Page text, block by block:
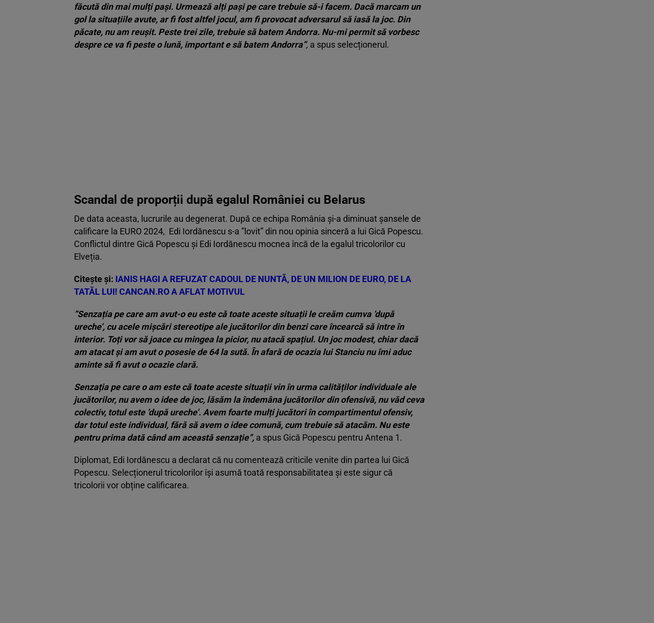
făcută din mai mulți pași. Urmează alți pași pe care trebuie să-i facem. Dacă marcam un
gol la situațiile avute, ar fi fost altfel jocul, am fi provocat adversarul să iasă la joc. Din
păcate, nu am reușit. Peste trei zile, trebuie să batem Andorra. Nu-mi permit să vorbesc
despre ce va fi peste o lună, important e să batem Andorra”, a spus selecționerul.
Scandal de proporții după egalul României cu Belarus
De data aceasta, lucrurile au degenerat. După ce echipa România și-a diminuat șansele de
calificare la EURO 2024, Edi Iordănescu s-a ”lovit” din nou opinia sinceră a lui Gică Popescu.
Conflictul dintre Gică Popescu și Edi Iordănescu mocnea încă de la egalul tricolorilor cu
Elveția.
Citește și: IANIS HAGI A REFUZAT CADOUL DE NUNTĂ, DE UN MILION DE EURO, DE LA
TATĂL LUI! CANCAN.RO A AFLAT MOTIVUL
”Senzația pe care am avut-o eu este că toate aceste situații le creăm cumva ’după
ureche’, cu acele mișcări stereotipe ale jucătorilor din benzi care încearcă să intre în
interior. Toți vor să joace cu mingea la picior, nu atacă spațiul. Un joc modest, chiar dacă
am atacat și am avut o posesie de 64 la sută. În afară de ocazia lui Stanciu nu îmi aduc
aminte să fi avut o ocazie clară.
Senzația pe care o am este că toate aceste situații vin în urma calităților individuale ale
jucătorilor, nu avem o idee de joc, lăsăm la îndemâna jucătorilor din ofensivă, nu văd ceva
colectiv, totul este ’după ureche’. Avem foarte mulți jucători în compartimentul ofensiv,
dar totul este individual, fără să avem o idee comună, cum trebuie să atacăm. Nu este
pentru prima dată când am această senzație”, a spus Gică Popescu pentru Antena 1.
Diplomat, Edi Iordănescu a declarat că nu comentează criticile venite din partea lui Gică
Popescu. Selecționerul tricolorilor își asumă toată responsabilitatea și este sigur că
tricolorii vor obține calificarea.